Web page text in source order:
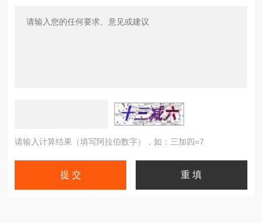
请输入计算结果（填写阿拉伯数字），如：三加四=7